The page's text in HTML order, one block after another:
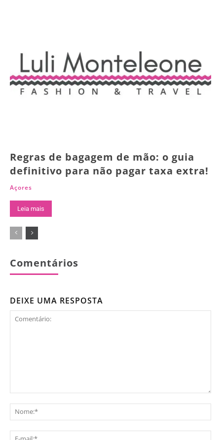
Regras de bagagem de mão: o guia
definitivo para não pagar taxa extra!
Açores
Leia mais
Comentários
DEIXE UMA RESPOSTA